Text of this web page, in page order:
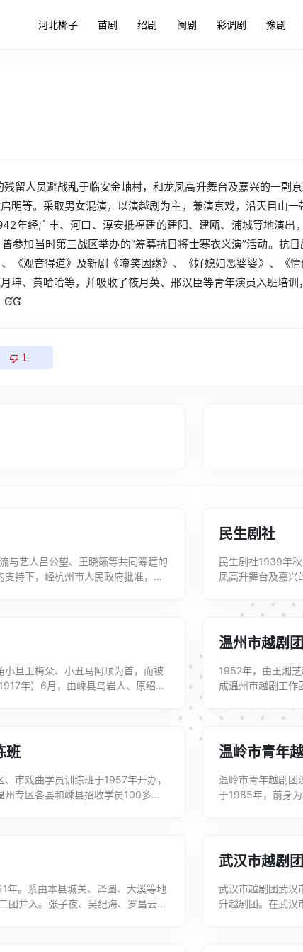
河北梆子 苗剧 绍剧 闽剧 彩调剧 豫剧
留人员避战乱于临安金岫村，和龙凤高升舞台及嘉兴的一副
明等。采取男女混演，以演越剧为主，兼演京戏，沿天目山
年经广丰、河口、淳安抵福建的建阳、建瓯、浦城等地演
参加当时第三战区举办的“筹募抗日将士寒衣义演”活动。抗
《观音得道》及新剧《啼笑因缘》、《好媳妇恶婆婆》、《
坤、黄哈哈等，并吸收了筱月英、邢汉臣等青年演员入班培

1
与艺人吕公望、王晓籁等共同筹建的
持下，经杭州市人民政府批准，于
民生剧社
民生剧社1939年
凤高升舞台及嘉兴
旦卫梅朵、小丑马阿顺为首，而被
年）6月，由嵊县乌岩人、原绍兴
温州市越剧团
1952年，由王湘
成温州市越剧工作
班
市戏曲学员训练班于1957年开办，
州专区各县和嵊县招收学员100多
温岭市青年
温岭市青年越剧团
于1985年，前身
年。系由本县城关、泽圆、大溪等地
团并入。张子夜、吴纪海、罗昌云、
武汉市越剧团
武汉市越剧团武汉
升越剧团。在武汉